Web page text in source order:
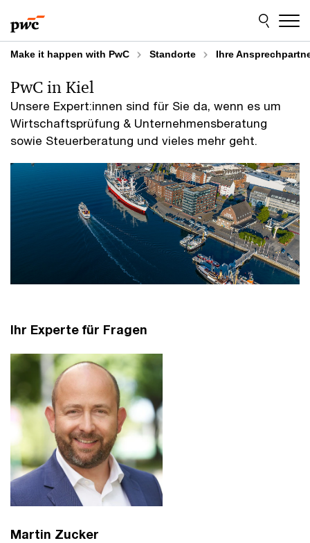
to
content
to
footer
Make it happen with PwC Standorte Ihre
Unsere Expert:innen sind für Sie da, wenn es um
Wirtschaftsprüfung & Unternehmensberatung
sowie Steuerberatung und vieles mehr geht.
PwC in Kiel
Ihr Experte für Fragen
Martin Zucker